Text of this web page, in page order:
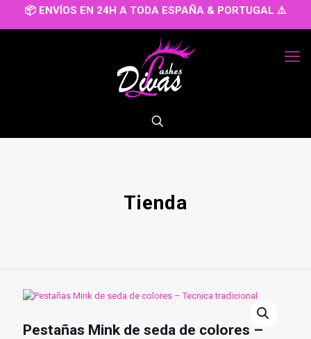
📦 ENVÍOS EN 24H A TODA ESPAÑA & PORTUGAL ⚠️
Tienda
Pestañas Mink de seda de colores –